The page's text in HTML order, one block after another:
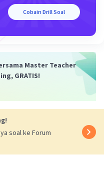
Cobain Drill Soal
Master Teacher
GRATIS!
soal ke Forum